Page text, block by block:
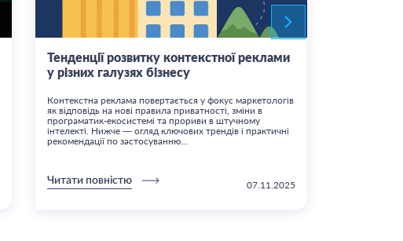
Тенденції розвитку контекстної реклами
у різних галузях бізнесу
Контекстна реклама повертається у фокус маркетологів
як відповідь на нові правила приватності, зміни в
програматик-екосистемі та прориви в штучному
інтелекті. Нижче — огляд ключових трендів і практичні
рекомендації по застосуванню...
Читати повністю 07.11.2025